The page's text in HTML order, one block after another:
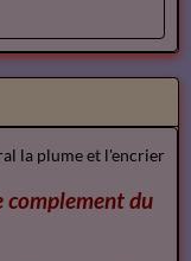
complementdu